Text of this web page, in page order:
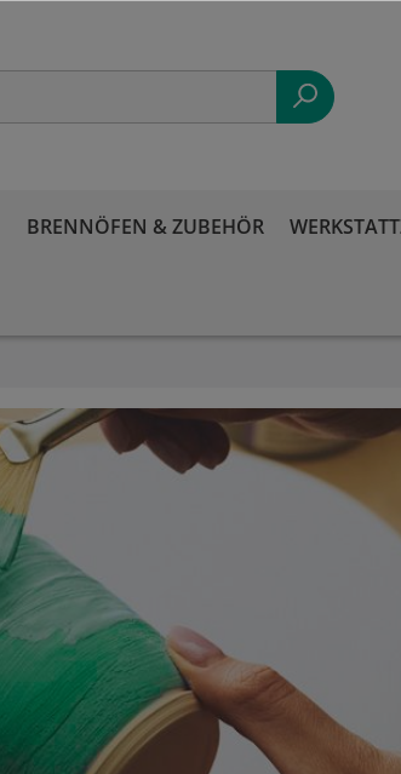
BRENNÖFEN & ZUBEHÖR